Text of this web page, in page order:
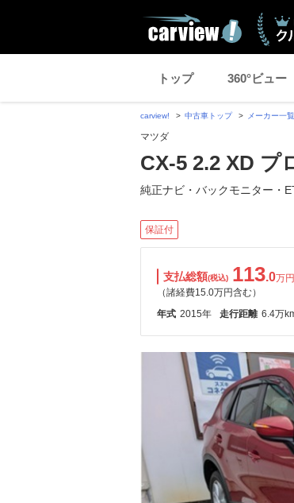
トップ 360°ビュー
carview! 中古車トップ メーカー一覧
マツダ
CX-5 2.2 XD プ
純正ナビ・バックモニター・
保証付
支払総額(税込) 113.0万円
（諸経費15.0万円含む）
年式 2015年 走行距離 6.4万